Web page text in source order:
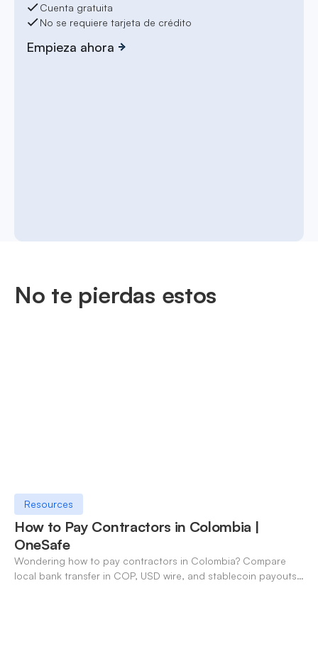
Cuenta gratuita
No se requiere tarjeta de crédito
Empieza ahora
No te pierdas estos
Resources
How to Pay Contractors in Colombia |
OneSafe
Wondering how to pay contractors in Colombia? Compare
local bank transfer in COP, USD wire, and stablecoin payouts.